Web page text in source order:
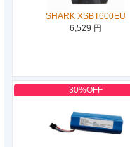
SHARK XSBT600EU
6,529 円
30%OFF